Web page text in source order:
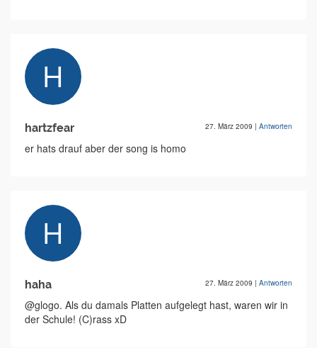
hartzfear 27. März 2009 | Antworten
er hats drauf aber der song is homo
haha 27. März 2009 | Antworten
@glogo. Als du damals Platten aufgelegt hast, waren wir in
der Schule! (C)rass xD